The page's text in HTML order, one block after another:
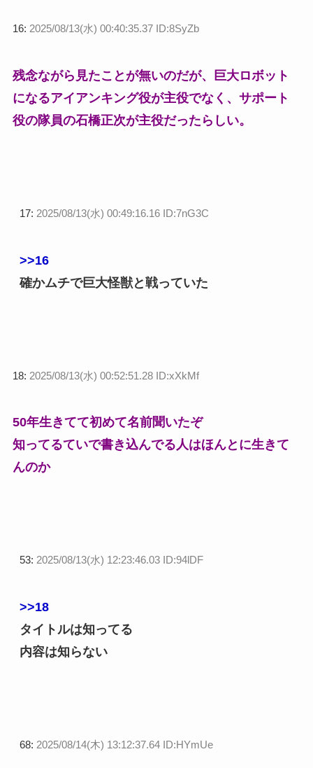
16: 2025/08/13(水) 00:40:35.37 ID:8SyZb
残念ながら見たことが無いのだが、巨大ロボット
になるアイアンキング役が主役でなく、サポート
役の隊員の石橋正次が主役だったらしい。
17: 2025/08/13(水) 00:49:16.16 ID:7nG3C
>>16
確かムチで巨大怪獣と戦っていた
18: 2025/08/13(水) 00:52:51.28 ID:xXkMf
50年生きてて初めて名前聞いたぞ
知ってるていで書き込んでる人はほんとに生きて
んのか
53: 2025/08/13(水) 12:23:46.03 ID:94lDF
>>18
タイトルは知ってる
内容は知らない
68: 2025/08/14(木) 13:12:37.64 ID:HYmUe